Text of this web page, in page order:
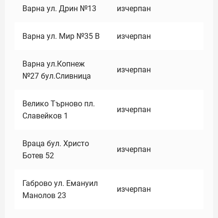
Варна ул. Дрин №13 изчерпан
Варна ул. Мир №35 В изчерпан
Варна ул.Копнеж
№27 бул.Сливница
изчерпан
Велико Търново пл.
Славейков 1
изчерпан
Враца бул. Христо
Ботев 52
изчерпан
Габрово ул. Емануил
Манолов 23
изчерпан